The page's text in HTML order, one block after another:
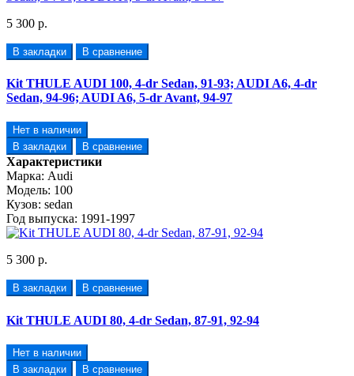
5 300 р.
В закладки В сравнение
Kit THULE AUDI 100, 4-dr Sedan, 91-93; AUDI A6, 4-dr
Sedan, 94-96; AUDI A6, 5-dr Avant, 94-97
Нет в наличии
В закладки
В сравнение
Характеристики
Марка: Audi
Модель: 100
Кузов: sedan
Год выпуска: 1991-1997
5 300 р.
В закладки В сравнение
Kit THULE AUDI 80, 4-dr Sedan, 87-91, 92-94
Нет в наличии
В закладки
В сравнение